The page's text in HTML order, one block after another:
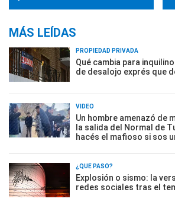
MÁS LEÍDAS
PROPIEDAD PRIVADA
Qué cambia para
de desalojo exprés que
VIDEO
Un hombre amenazó de
la salida del Normal de
hacés el mafioso si sos
¿QUÉ PASÓ?
Explosión o sismo: la
redes sociales tras el